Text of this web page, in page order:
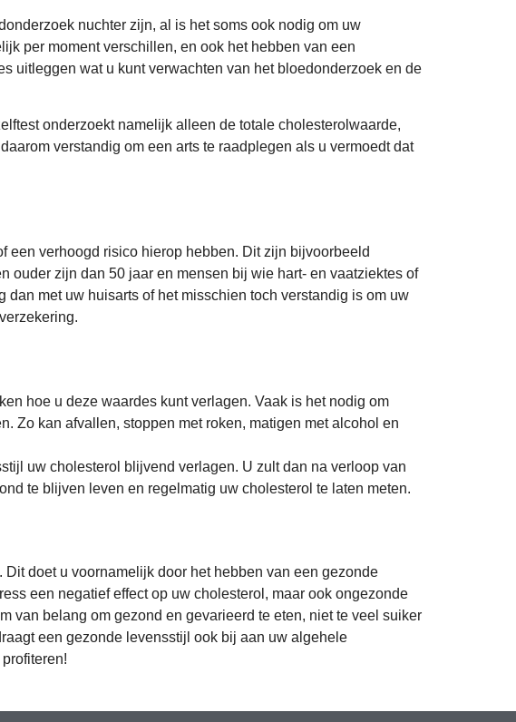
nuchter zijn, al is het soms ook nodig om uw
per moment verschillen, en ook het hebben van een
uitleggen wat u kunt verwachten van het bloedonderzoek en de
onderzoekt namelijk alleen de totale cholesterolwaarde,
verstandig om een arts te raadplegen als u vermoedt dat
een verhoogd risico hierop hebben. Dit zijn bijvoorbeeld
ouder zijn dan 50 jaar en mensen bij wie hart- en vaatziektes of
met uw huisarts of het misschien toch verstandig is om uw
hoe u deze waardes kunt verlagen. Vaak is het nodig om
Zo kan afvallen, stoppen met roken, matigen met alcohol en
uw cholesterol blijvend verlagen. U zult dan na verloop van
te blijven leven en regelmatig uw cholesterol te laten meten.
doet u voornamelijk door het hebben van een gezonde
een negatief effect op uw cholesterol, maar ook ongezonde
van belang om gezond en gevarieerd te eten, niet te veel suiker
een gezonde levensstijl ook bij aan uw algehele